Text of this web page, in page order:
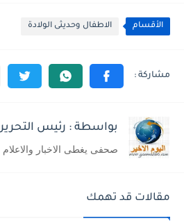
الأقسام الاطفال وحديثى الولادة
بواسطة : رئيس التحرير
صحفى يغطى الاخبار والاعلام
مقالات قد تهمك